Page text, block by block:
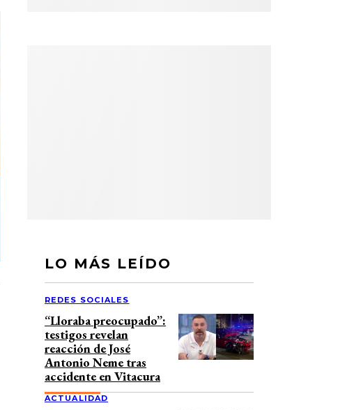
LO MÁS LEÍDO
REDES SOCIALES
“Lloraba preocupado”:
testigos revelan
reacción de José
Antonio Neme tras
accidente en Vitacura
ACTUALIDAD